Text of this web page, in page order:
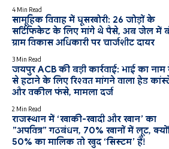
4 Min Read
सामूहिक विवाह में घूसखोरी: 26 जोड़ों के
सर्टिफिकेट के लिए मांगे थे पैसे, अब जेल में
ग्राम विकास अधिकारी पर चार्जशीट दायर
3 Min Read
जयपुर ACB की बड़ी कार्रवाई: भाई का
से हटाने के लिए रिश्वत मांगने वाला हेड
और वकील फंसे, मामला दर्ज
2 Min Read
राजस्थान में ‘खाकी-खादी और खान’ का
”अपवित्र” गठबंधन, 70% खानों में लूट,
50% का मालिक तो खुद ‘सिस्टम’ हैं!